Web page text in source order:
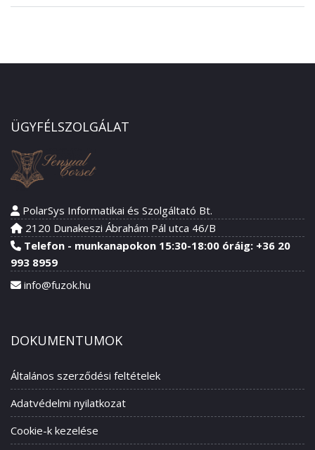
ÜGYFÉLSZOLGÁLAT
PolarSys Informatikai és Szolgáltató Bt.
2120 Dunakeszi Ábrahám Pál utca 46/B
Telefon - munkanapokon 15:30-18:00 óráig: +36 20
993 8959
info@fuzok.hu
DOKUMENTUMOK
Általános szerződési feltételek
Adatvédelmi nyilatkozat
Cookie-k kezelése